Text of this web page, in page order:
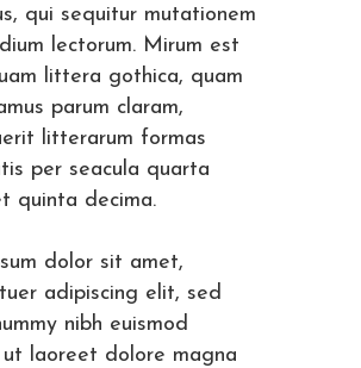
qui sequitur mutationem
lectorum. Mirum est
littera gothica, quam
parum claram,
litterarum formas
per seacula quarta
quinta decima.
dolor sit amet,
adipiscing elit, sed
nibh euismod
laoreet dolore magna